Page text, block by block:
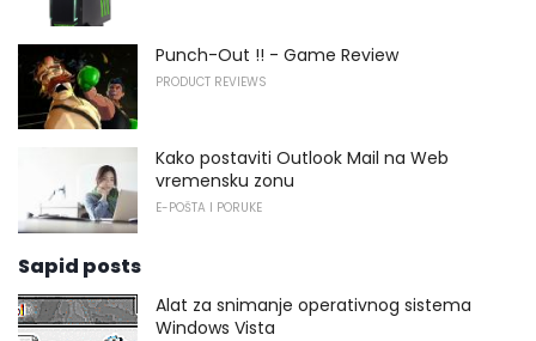
Punch-Out !! - Game Review
PRODUCT REVIEWS
Kako postaviti Outlook Mail na Web
vremensku zonu
E-POŠTA I PORUKE
Sapid posts
Alat za snimanje operativnog sistema
Windows Vista